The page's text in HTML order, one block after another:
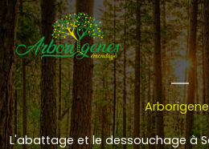
Aller
au
contenu
L'abattage et le dessouchage à